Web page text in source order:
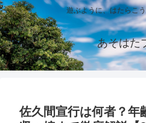
遊ぶように、はたらこ
あそはた
佐久間宣行は何者？年